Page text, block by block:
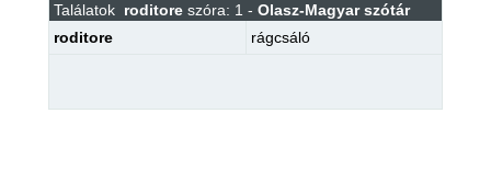
Találatok roditoreszóra: 1 - Olasz-Magyar szótár
roditore
rágcsáló